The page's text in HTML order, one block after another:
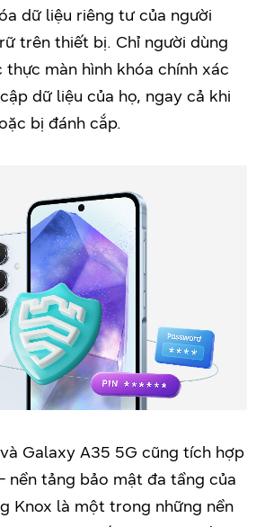
dữ liệu riêng tư của người
trên thiết bị. Chỉ người dùng
màn hình khóa chính xác
dữ liệu của họ, ngay cả khi
bị đánh cắp.
Galaxy A35 5G cũng tích hợp
nền tảng bảo mật đa tầng của
Knox là một trong những nền